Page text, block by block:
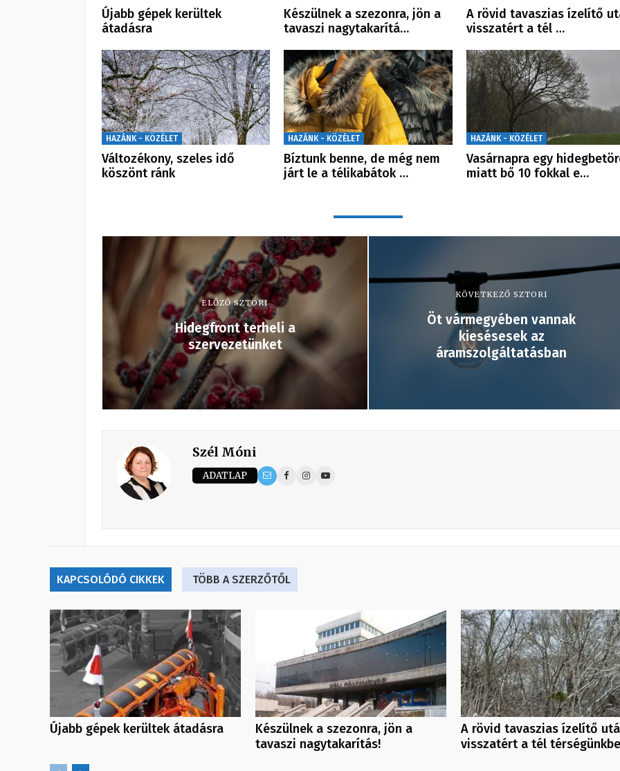
Újabb gépek kerültek
átadásra
Készülnek a szezonra, jön a
tavaszi nagytakarítá…
A rövid tavaszias ízelítő
visszatért a tél …
HAZÁNK - KÖZÉLET
Változékony, szeles idő
köszönt ránk
HAZÁNK - KÖZÉLET
Bíztunk benne, de még nem
járt le a télikabátok …
HAZÁNK - KÖZÉLET
Vasárnapra egy
miatt bő 10 fokkal e…
ELŐZŐ SZTORI
Hidegfront terheli a
szervezetünket
KÖVETKEZŐ SZTORI
Öt vármegyében vannak
kiesésesek az
áramszolgáltatásban
Szél Móni
ADATLAP
KAPCSOLÓDÓ CIKKEK TÖBB A SZERZŐTŐL
Újabb gépek kerültek átadásra
Készülnek a szezonra, jön a
tavaszi nagytakarítás!
A rövid tavaszias ízelítő
visszatért a tél térségünkbe